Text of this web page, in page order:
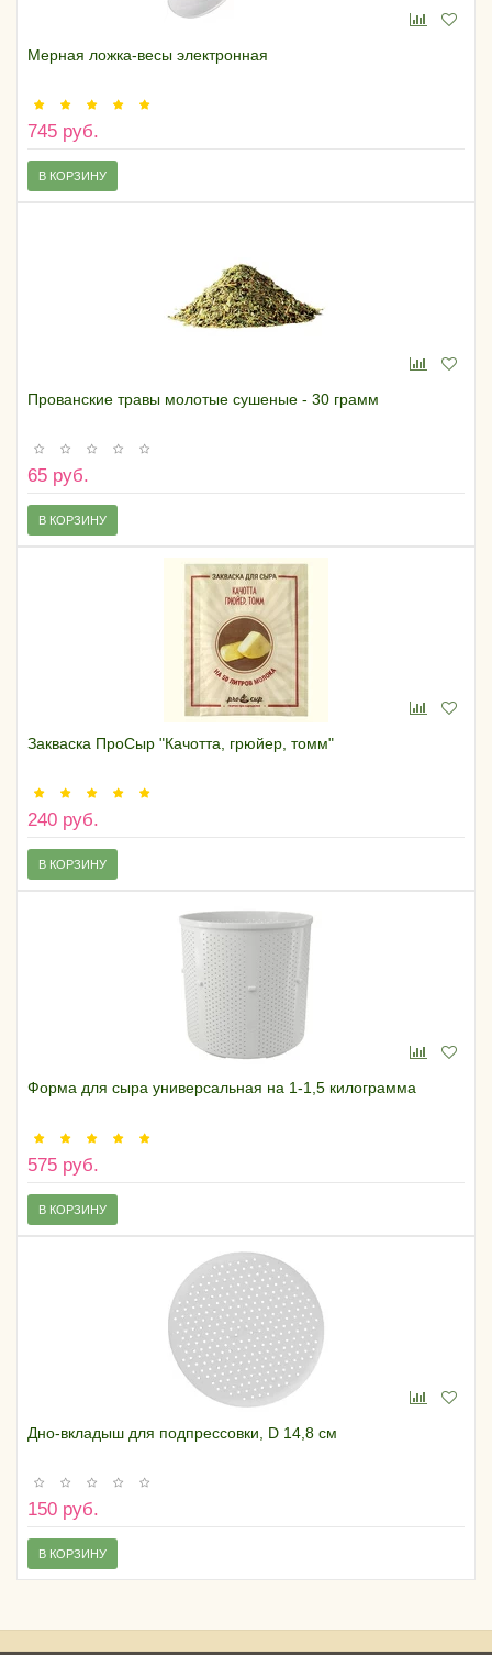
Мерная ложка-весы электронная
745 руб.
В КОРЗИНУ
Прованские травы молотые сушеные - 30 грамм
65 руб.
В КОРЗИНУ
Закваска ПроСыр "Качотта, грюйер, томм"
240 руб.
В КОРЗИНУ
Форма для сыра универсальная на 1-1,5 килограмма
575 руб.
В КОРЗИНУ
Дно-вкладыш для подпрессовки, D 14,8 см
150 руб.
В КОРЗИНУ